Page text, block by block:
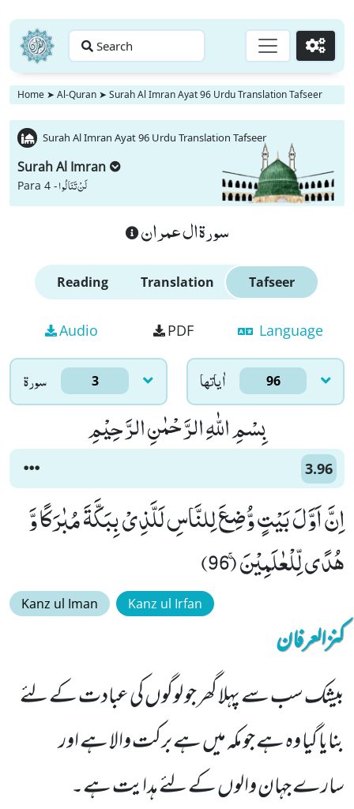
Search Go
Home ➤ Al-Quran ➤ Surah Al Imran Ayat 96 Urdu Translation Tafseer
Surah Al Imran Ayat 96 Urdu Translation Tafseer
Surah Al Imran
Para 4 -لَنْ تَنَالُوا
سورة ال عمران
Reading Translation Tafseer
Audio PDF Language
سورۃ 3 اٰياتها 96
بِسْمِ اللّٰهِ الرَّحْمٰنِ الرَّحِیْمِ
3.96
اِنَّ اَوَّلَ بَیْتٍ وُّضِعَ لِلنَّاسِ لَلَّذِیْ بِبَكَّةَ مُبٰرَكًا وَّ
هُدًى لِّلْعٰلَمِیْنَۚ (96)
Kanz ul Iman Kanz ul Irfan
کنزالعرفان
بیشک سب سے پہلا گھر جو لوگوں کی عبادت کے لئے
بنایا گیا وہ ہے جو مکہ میں ہے برکت والا ہے اور
سارے جہان والوں کے لئے ہدایت ہے۔